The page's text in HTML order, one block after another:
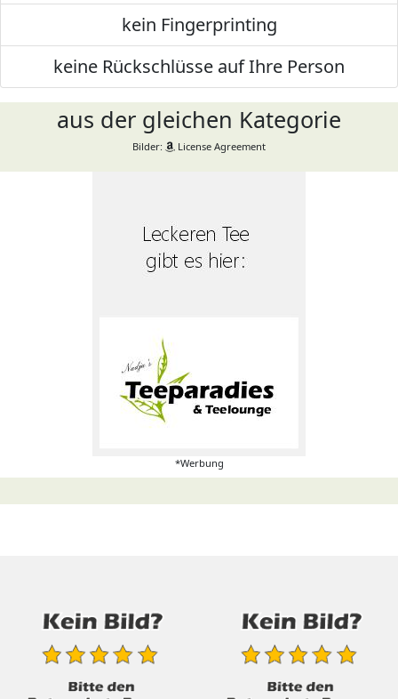
kein Fingerprinting
keine Rückschlüsse auf Ihre Person
aus der gleichen Kategorie
Bilder: License Agreement
*Werbung